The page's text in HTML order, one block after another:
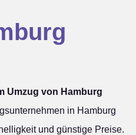
Umzug von Hamburg
in Hamburg
und günstige Preise.